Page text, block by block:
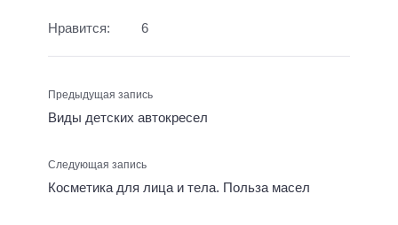
Нравится: 6
Предыдущая запись
Виды детских автокресел
Следующая запись
Косметика для лица и тела. Польза масел